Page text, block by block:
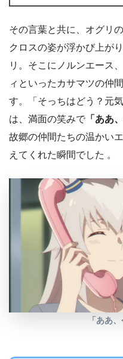
その言葉と共に、オグリ
クロスの姿が浮かび上が
リ。そこにノルンエース
ィといったカサマツの仲
す。「そっちはどう？元
は、満面の笑みで 「ああ
故郷の仲間たちの温かい
えてくれた瞬間でした 。
「ああ